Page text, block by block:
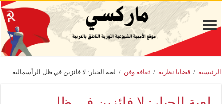
الرئيسية / قضايا نظرية / ثقافة وفن / لعبة الحبار: لا فائزين في ظل الرأسمالية